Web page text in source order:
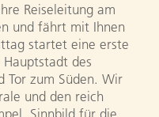
Reiseleitung am
und fährt mit Ihnen
startet eine erste
des
Tor zum Süden. Wir
und den reich
Sinnbild für die